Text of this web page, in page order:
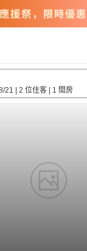
21 | 2 位住客 | 1 間房